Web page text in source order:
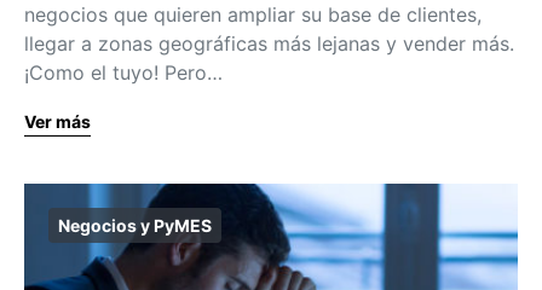
negocios que quieren ampliar su base de clientes,
llegar a zonas geográficas más lejanas y vender más.
¡Como el tuyo! Pero…
Ver más
Negocios y PyMES